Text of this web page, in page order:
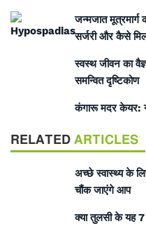
जन्मजात मूत्रमार्ग
सर्जरी और कैसे
स्वस्थ जीवन का
समन्वित दृष्टिकोण
कंगारू मदर केयर:
RELATED ARTICLES
अच्छे स्वास्थ्य के
चौंक जाएंगे आप
क्या तुलसी के यह